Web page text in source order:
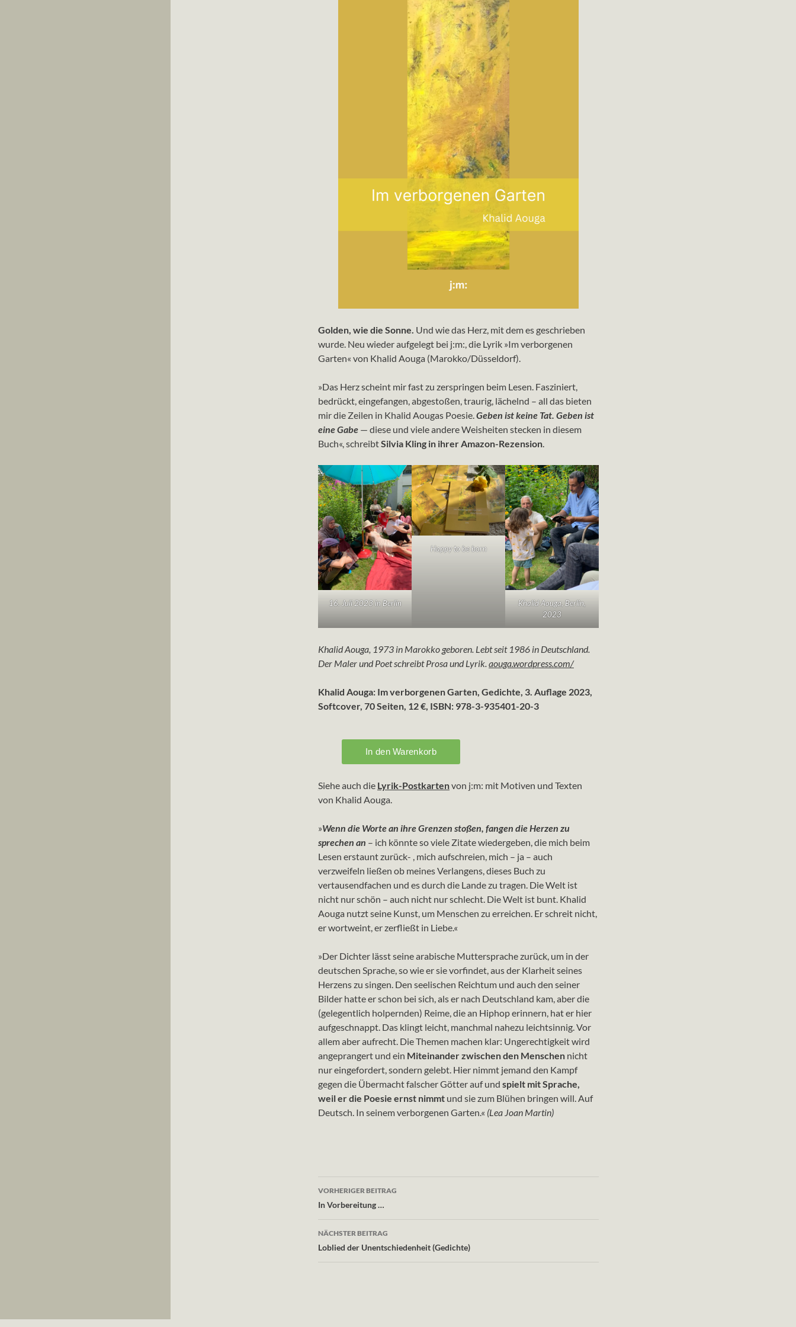
Golden, wie die Sonne. Und wie das Herz, mit dem es geschrieben
wurde. Neu wieder aufgelegt bei j:m:, die Lyrik »Im verborgenen
Garten« von Khalid Aouga (Marokko/Düsseldorf).
»Das Herz scheint mir fast zu zerspringen beim Lesen. Fasziniert,
bedrückt, eingefangen, abgestoßen, traurig, lächelnd – all das bieten
mir die Zeilen in Khalid Aougas Poesie.Geben ist keine Tat. Geben ist
eine Gabe — diese und viele andere Weisheiten stecken in diesem
Buch«, schreibtSilvia Kling in ihrer Amazon-Rezension.
16. Juli 2023 in Berlin
Happy to be born
Khalid Aouga, Berlin,
2023
Khalid Aouga, 1973 in Marokko geboren. Lebt seit 1986 in Deutschland.
Der Maler und Poet schreibt Prosa und Lyrik.aouga.wordpress.com/
Khalid Aouga: Im verborgenen Garten, Gedichte, 3. Auflage 2023,
Softcover, 70 Seiten, 12 €, ISBN: 978-3-935401-20-3
Siehe auch die Lyrik-Postkartenvon j:m: mit Motiven und Texten
von Khalid Aouga.
»Wenn die Worte an ihre Grenzen stoßen, fangen die Herzen zu
sprechen an – ich könnte so viele Zitate wiedergeben, die mich beim
Lesen erstaunt zurück- , mich aufschreien, mich – ja – auch
verzweifeln ließen ob meines Verlangens, dieses Buch zu
vertausendfachen und es durch die Lande zu tragen. Die Welt ist
nicht nur schön – auch nicht nur schlecht. Die Welt ist bunt. Khalid
Aouga nutzt seine Kunst, um Menschen zu erreichen. Er schreit nicht,
er wortweint, er zerfließt in Liebe.«
»Der Dichter lässt seine arabische Muttersprache zurück, um in der
deutschen Sprache, so wie er sie vorfindet, aus der Klarheit seines
Herzens zu singen. Den seelischen Reichtum und auch den seiner
Bilder hatte er schon bei sich, als er nach Deutschland kam, aber die
(gelegentlich holpernden) Reime, die an Hiphop erinnern, hat er hier
aufgeschnappt. Das klingt leicht, manchmal nahezu leichtsinnig. Vor
allem aber aufrecht. Die Themen machen klar: Ungerechtigkeit wird
angeprangert und ein Miteinander zwischen den Menschen nicht
nur eingefordert, sondern gelebt. Hier nimmt jemand den Kampf
gegen die Übermacht falscher Götter auf und spielt mit Sprache,
weil er die Poesie ernst nimmt und sie zum Blühen bringen will. Auf
Deutsch. In seinem verborgenen Garten.« (Lea Joan Martin)
Beitragsnavigation
VORHERIGER BEITRAG
In Vorbereitung …
NÄCHSTER BEITRAG
Loblied der Unentschiedenheit (Gedichte)